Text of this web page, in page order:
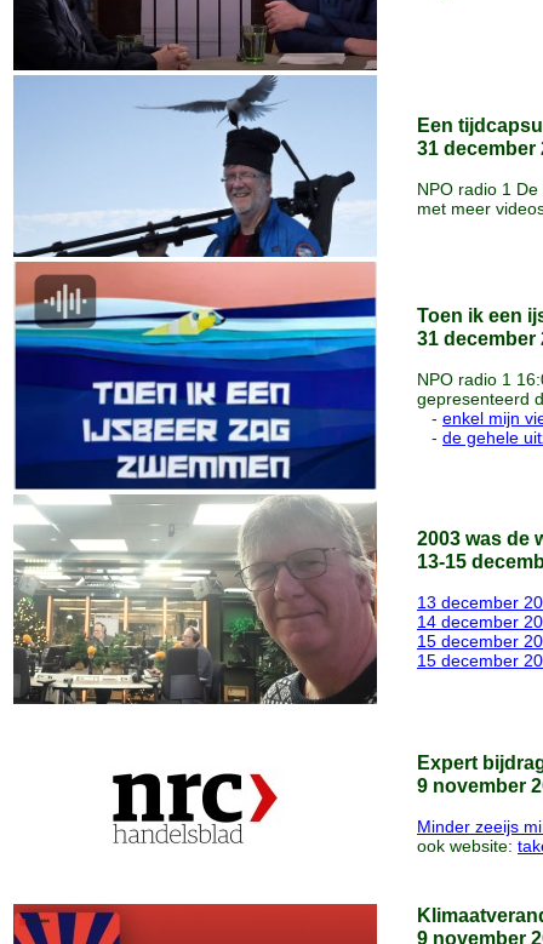
Een
31 december
NPO radio 1 De
met meer
Toen ik een
31 december
NPO radio 1
gepresenteerd
- enkel mijn
- de gehele
2003 was de
13-15
13 december
14 december
15 december
15 december
Expert
9 november
Minder zeeijs
ook website:
9 november